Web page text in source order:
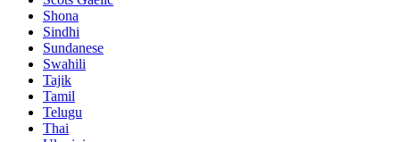
Shona
Sindhi
Sundanese
Swahili
Tajik
Tamil
Telugu
Thai